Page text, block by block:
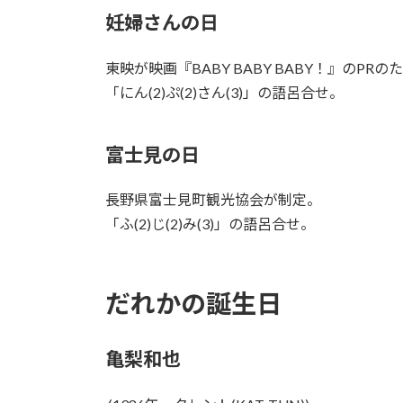
妊婦さんの日
東映が映画『BABY BABY BABY！』のPRのた
「にん(2)ぷ(2)さん(3)」の語呂合せ。
富士見の日
長野県富士見町観光協会が制定。
「ふ(2)じ(2)み(3)」の語呂合せ。
だれかの誕生日
亀梨和也